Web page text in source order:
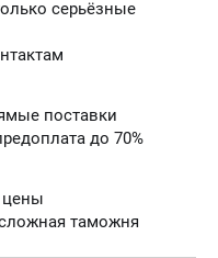
серьёзные
поставки
до 70%
цены
таможня